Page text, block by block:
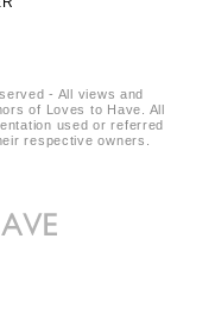
- All views and
of Loves to Have. All
used or referred
respective owners.